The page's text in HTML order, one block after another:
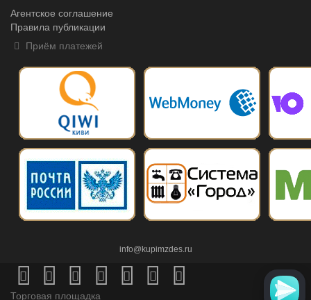
Агентское соглашение
Правила публикации
Приём платежей
info@kupimzdes.ru
Торговая площадка